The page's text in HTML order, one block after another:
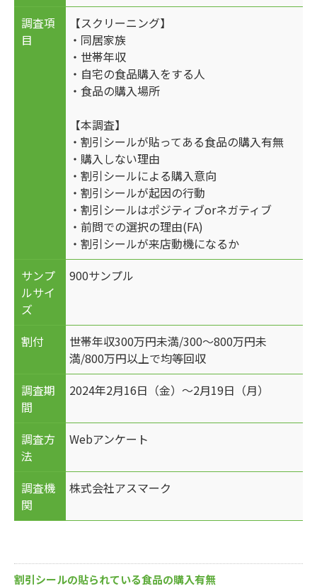
調査項
目
【スクリーニング】
・同居家族
・世帯年収
・自宅の食品購入をする人
・食品の購入場所
【本調査】
・割引シールが貼ってある食品の購入有無
・購入しない理由
・割引シールによる購入意向
・割引シールが起因の行動
・割引シールはポジティブorネガティブ
・前問での選択の理由(FA)
・割引シールが来店動機になるか
サンプ
ルサイ
ズ
900サンプル
割付
世帯年収300万円未満/300～800万円未
満/800万円以上で均等回収
調査期
間
2024年2月16日（金）～2月19日（月）
調査方
法
Webアンケート
調査機
関
株式会社アスマーク
割引シールの貼られている食品の購入有無